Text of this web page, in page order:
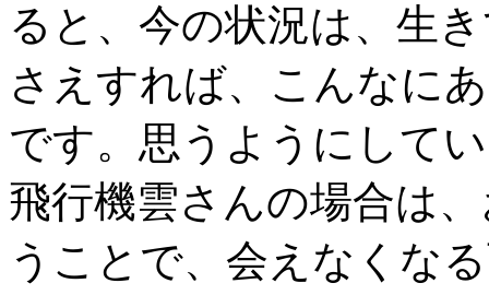
ると、今の状況は、生
さえすれば、こんなに
です。思うようにして
飛行機雲さんの場合は
うことで、会えなくな